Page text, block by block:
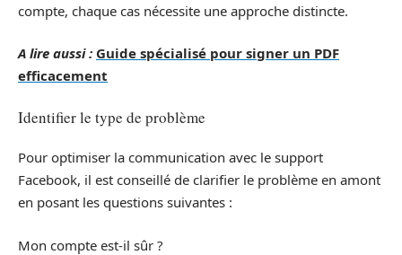
compte, chaque cas nécessite une approche distincte.
A lire aussi : Guide spécialisé pour signer un PDF
efficacement
Identifier le type de problème
Pour optimiser la communication avec le support
Facebook, il est conseillé de clarifier le problème en amont
en posant les questions suivantes :
Mon compte est-il sûr ?